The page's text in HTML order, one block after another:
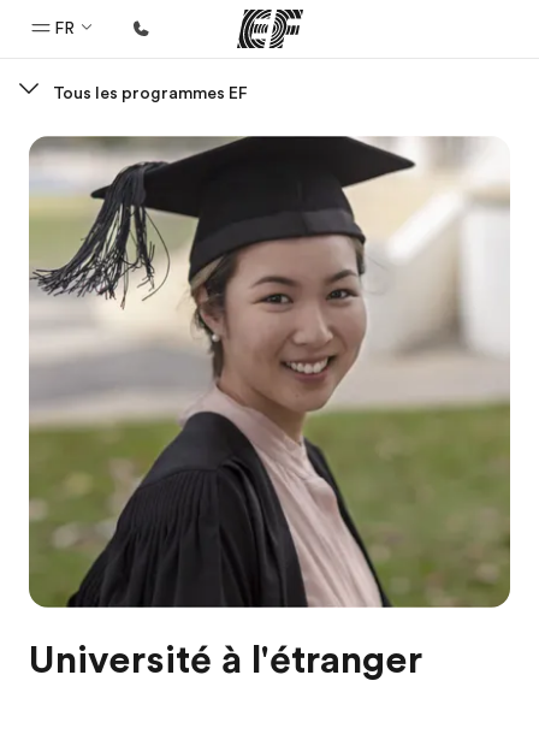
FR
Bienvenue chez EF
Programmes
Nos offres
Bureaux
Qui sommes-nous ?
EF recrute
Rejoignez nos équipes
Tous les programmes EF
Université à l'étranger